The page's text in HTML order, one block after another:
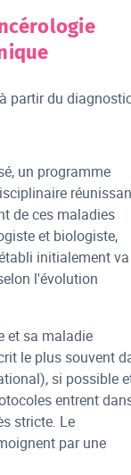
partir du
un programme
de ces maladies
et biologiste,
initialement va
l'évolution
et sa maladie
le plus souvent
si possible
entrent
stricte. Le
par une